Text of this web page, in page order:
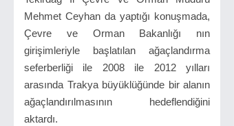
Mehmet Ceyhan da yaptığı konuşmada,
Çevre ve Orman Bakanlığı nın
girişimleriyle başlatılan ağaçlandırma
seferberliği ile 2008 ile 2012 yılları
arasında Trakya büyüklüğünde bir alanın
ağaçlandırılmasının hedeflendiğini
aktardı.